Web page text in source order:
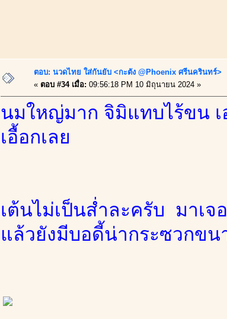
ตอบ: นวดไทย ใส่กันยับ <กะตัง @Phoenix ศรีนครินทร์>
« ตอบ #34 เมื่อ: 09:56:18 PM 10 มิถุนายน 2024 »
นมใหญ่มาก จิมิแทบไร้ขน
เอื้อกเลย
เต้นไม่เป็นส่ำละครับ มาเ
แล้วยังมีบอดี้น่ากระซวกขน